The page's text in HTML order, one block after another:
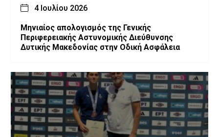
4 Ιουλίου 2026
Μηνιαίος απολογισμός της Γενικής
Περιφερειακής Αστυνομικής Διεύθυνσης
Δυτικής Μακεδονίας στην Οδική Ασφάλεια